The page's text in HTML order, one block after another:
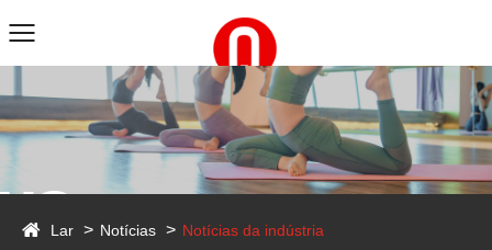
Lar Notícias Notícias da indústria